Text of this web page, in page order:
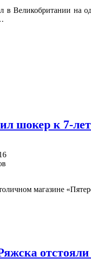
в Великобритании на
шокер к 7-
магазине
отстояли